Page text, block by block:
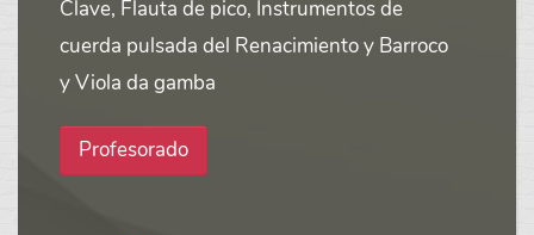
Clave, Flauta de pico, Instrumentos de
cuerda pulsada del Renacimiento y Barroco
y Viola da gamba
Profesorado